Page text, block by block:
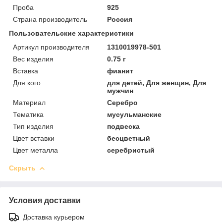
Проба
925
Страна производитель
Россия
Пользовательские характеристики
Артикул производителя
1310019978-501
Вес изделия
0.75 г
Вставка
фианит
Для кого
для детей, Для женщин, Для
мужчин
Материал
Серебро
Тематика
мусульманские
Тип изделия
подвеска
Цвет вставки
бесцветный
Цвет металла
серебристый
Скрыть
Условия доставки
Доставка курьером